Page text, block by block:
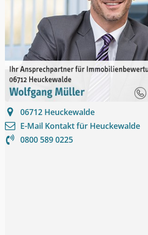
06712 Heuckewalde
E-Mail Kontakt für Heuckewalde
0800 589 0225